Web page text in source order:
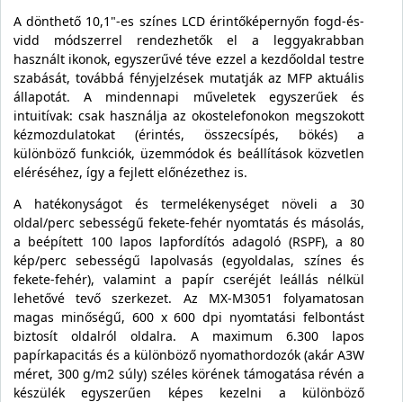
A dönthető 10,1"-es színes LCD érintőképernyőn fogd-és-
vidd módszerrel rendezhetők el a leggyakrabban
használt ikonok, egyszerűvé téve ezzel a kezdőoldal testre
szabását, továbbá fényjelzések mutatják az MFP aktuális
állapotát. A mindennapi műveletek egyszerűek és
intuitívak: csak használja az okostelefonokon megszokott
kézmozdulatokat (érintés, összecsípés, bökés) a
különböző funkciók, üzemmódok és beállítások közvetlen
eléréséhez, így a fejlett előnézethez is.
A hatékonyságot és termelékenységet növeli a 30
oldal/perc sebességű fekete-fehér nyomtatás és másolás,
a beépített 100 lapos lapfordítós adagoló (RSPF), a 80
kép/perc sebességű lapolvasás (egyoldalas, színes és
fekete-fehér), valamint a papír cseréjét leállás nélkül
lehetővé tevő szerkezet. Az MX-M3051 folyamatosan
magas minőségű, 600 x 600 dpi nyomtatási felbontást
biztosít oldalról oldalra. A maximum 6.300 lapos
papírkapacitás és a különböző nyomathordozók (akár A3W
méret, 300 g/m2 súly) széles körének támogatása révén a
készülék egyszerűen képes kezelni a különböző